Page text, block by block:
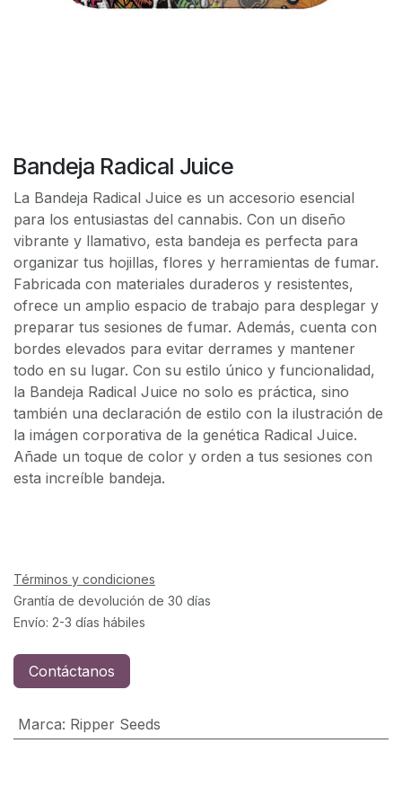
Bandeja Radical Juice
La Bandeja Radical Juice es un accesorio esencial
para los entusiastas del cannabis. Con un diseño
vibrante y llamativo, esta bandeja es perfecta para
organizar tus hojillas, flores y herramientas de fumar.
Fabricada con materiales duraderos y resistentes,
ofrece un amplio espacio de trabajo para desplegar y
preparar tus sesiones de fumar. Además, cuenta con
bordes elevados para evitar derrames y mantener
todo en su lugar. Con su estilo único y funcionalidad,
la Bandeja Radical Juice no solo es práctica, sino
también una declaración de estilo con la ilustración de
la imágen corporativa de la genética Radical Juice.
Añade un toque de color y orden a tus sesiones con
esta increíble bandeja.
Términos y condiciones
Grantía de devolución de 30 días
Envío: 2-3 días hábiles
Contáctanos
Marca: Ripper Seeds